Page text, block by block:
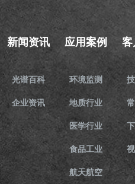
新闻资讯
光谱百科
企业资讯
应用案例
环境监测
地质行业
医学行业
食品工业
航天航空
客